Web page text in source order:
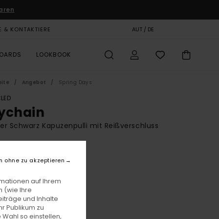
& KONTAKTIERE AUT / DE
LOOKBOOK
Angebot Spring Days
Schwarz Kapuzenpulli mit Reißverschluss
63%
RABATT EXTRA 25 %
auf Ihrem
(wie Ihre
und Inhalte
Publikum zu
so einstellen,
ohne zu akzeptieren